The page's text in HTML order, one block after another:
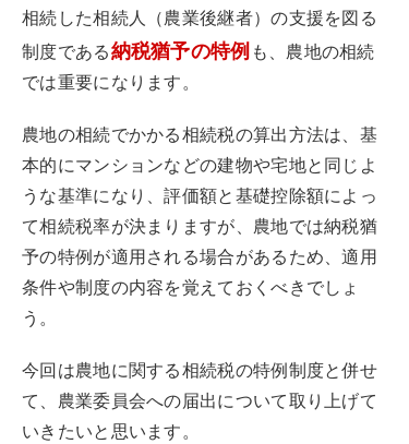
相続した相続人（農業後継者）の支援を図る
制度である納税猶予の特例も、農地の相続
では重要になります。
農地の相続でかかる相続税の算出方法は、基
本的にマンションなどの建物や宅地と同じよ
うな基準になり、評価額と基礎控除額によっ
て相続税率が決まりますが、農地では納税猶
予の特例が適用される場合があるため、適用
条件や制度の内容を覚えておくべきでしょ
う。
今回は農地に関する相続税の特例制度と併せ
て、農業委員会への届出について取り上げて
いきたいと思います。